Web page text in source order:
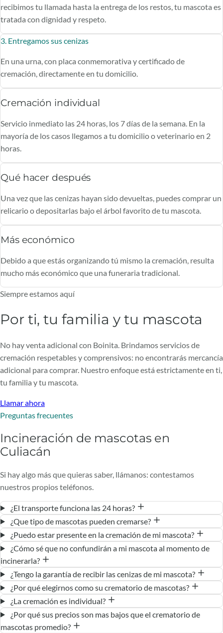
recibimos tu llamada hasta la entrega de los restos, tu mascota es
tratada con dignidad y respeto.
3. Entregamos sus cenizas
En una urna, con placa conmemorativa y certificado de
cremación, directamente en tu domicilio.
Cremación individual
Servicio inmediato las 24 horas, los 7 días de la semana. En la
mayoría de los casos llegamos a tu domicilio o veterinario en 2
horas.
Qué hacer después
Una vez que las cenizas hayan sido devueltas, puedes comprar un
relicario o depositarlas bajo el árbol favorito de tu mascota.
Más económico
Debido a que estás organizando tú mismo la cremación, resulta
mucho más económico que una funeraria tradicional.
Siempre estamos aquí
Por ti, tu familia y tu mascota
No hay venta adicional con Boinita. Brindamos servicios de
cremación respetables y comprensivos: no encontrarás mercancía
adicional para comprar. Nuestro enfoque está estrictamente en ti,
tu familia y tu mascota.
Llamar ahora
Preguntas frecuentes
Incineración de mascotas en
Culiacán
Si hay algo más que quieras saber, llámanos: contestamos
nuestros propios teléfonos.
¿El transporte funciona las 24 horas?
¿Que tipo de mascotas pueden cremarse?
¿Puedo estar presente en la cremación de mi mascota?
¿Cómo sé que no confundirán a mi mascota al momento de
incinerarla?
¿Tengo la garantía de recibir las cenizas de mi mascota?
¿Por qué elegirnos como su crematorio de mascotas?
¿La cremación es individual?
¿Por qué sus precios son mas bajos que el crematorio de
mascotas promedio?